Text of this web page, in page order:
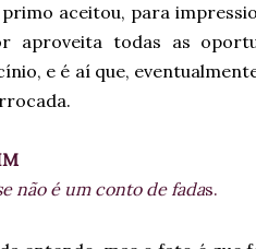
aceitou, para
aproveita todas as
e é aí que,
não é um conto de fadas.